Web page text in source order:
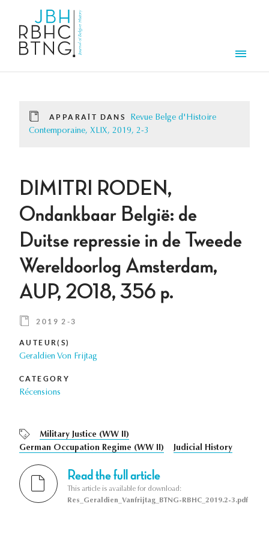
APPARAÎT DANS
Revue Belge d'Histoire
Contemporaine, XLIX, 2019, 2-3
DIMITRI RODEN,
Ondankbaar België: de
Duitse repressie in de Tweede
Wereldoorlog Amsterdam,
AUP, 2018, 356 p.
2019 2-3
AUTEUR(S)
Geraldien Von Frijtag
CATEGORY
Récensions
Military Justice (WW II)
German Occupation Regime (WW II)
Judicial History
Read the full article
This article is available for download:
Res_Geraldien_Vanfrijtag_BTNG-RBHC_2019.2-3.pdf